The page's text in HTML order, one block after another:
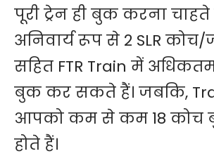
पूरी ट्रेन ही बुक करना चाहते
अनिवार्य रूप से 2 SLR
सहित FTR Train में
बुक कर सकते हैं। जबकि,
आपको कम से कम 18 कोच
होते हैं।